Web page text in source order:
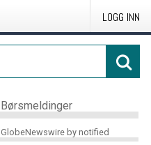
LOGG INN
Børsmeldinger
GlobeNewswire by notified